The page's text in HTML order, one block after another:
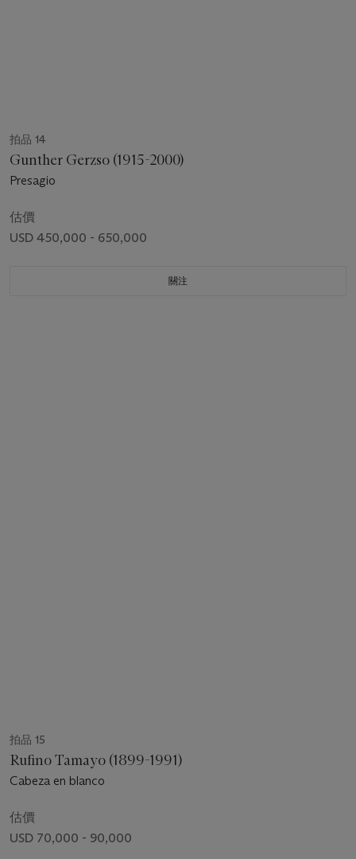
拍品 14
Gunther Gerzso (1915-2000)
Presagio
估價
USD 450,000 - 650,000
關注
拍品 15
Rufino Tamayo (1899-1991)
Cabeza en blanco
估價
USD 70,000 - 90,000